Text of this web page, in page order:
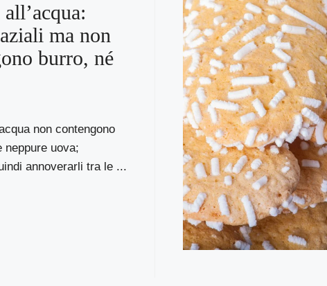
ma non
burro, né
non contengono
neppure uova;
annoverarli tra le ...